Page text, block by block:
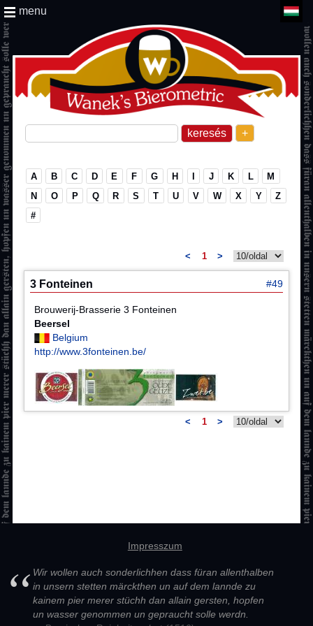
+
menu
A B C D E F G H I J K L
M
N
O P Q R S T U V W X Y
Z
#
< 1 >
3 Fonteinen #49
Brouwerij-Brasserie 3 Fonteinen
Beersel
Belgium
http://www.3fonteinen.be/
< 1 >
Impresszum
Wir wollen auch sonderlichhen dass füran allenthalben
in unsern stetten märckthen un auf dem lannde zu
kainem pier merer stüchh dan allain gersten, hopfen
un wasser genommen un gepraucht solle werdn.